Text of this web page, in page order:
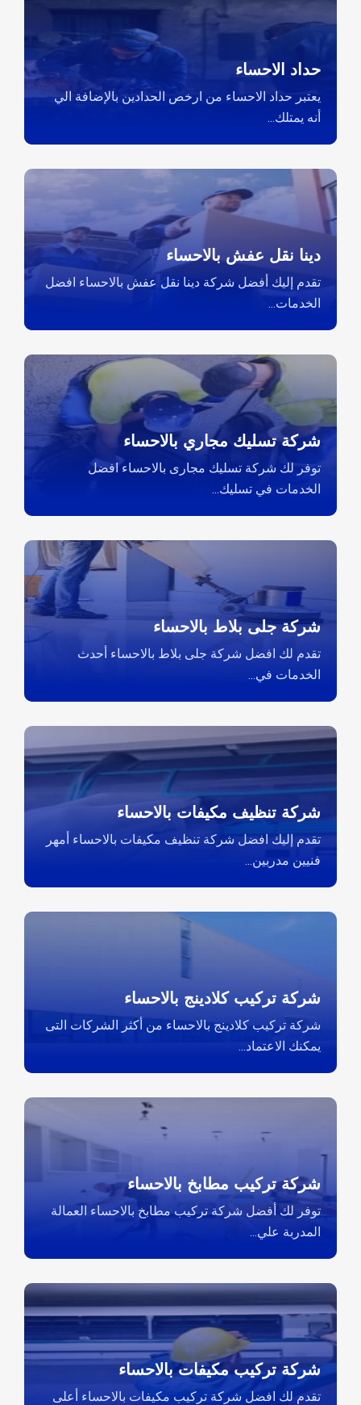
حداد الاحساء
يعتبر حداد الاحساء من ارخص الحدادين بالإضافة الي
أنه يمتلك...
دينا نقل عفش بالاحساء
تقدم إليك أفضل شركة دينا نقل عفش بالاحساء افضل
الخدمات...
شركة تسليك مجاري بالاحساء
توفر لك شركة تسليك مجارى بالاحساء افضل
الخدمات في تسليك...
شركة جلى بلاط بالاحساء
تقدم لك افضل شركة جلى بلاط بالاحساء أحدث
الخدمات في...
شركة تنظيف مكيفات بالاحساء
تقدم إليك افضل شركة تنظيف مكيفات بالاحساء أمهر
فنيين مدربين...
شركة تركيب كلادينج بالاحساء
شركة تركيب كلادينج بالاحساء من أكثر الشركات التى
يمكنك الاعتماد...
شركة تركيب مطابخ بالاحساء
توفر لك أفضل شركة تركيب مطابخ بالاحساء العمالة
المدربة علي...
شركة تركيب مكيفات بالاحساء
تقدم لك افضل شركة تركيب مكيفات بالاحساء أعلى